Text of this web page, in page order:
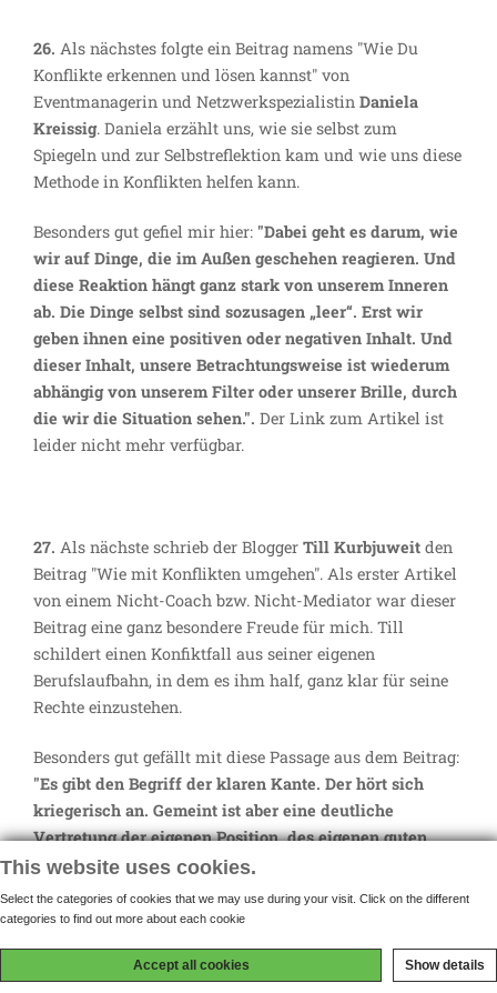
26. Als nächstes folgte ein Beitrag namens "Wie Du
Konflikte erkennen und lösen kannst" von
Eventmanagerin und Netzwerkspezialistin Daniela
Kreissig. Daniela erzählt uns, wie sie selbst zum
Spiegeln und zur Selbstreflektion kam und wie uns diese
Methode in Konflikten helfen kann.
Besonders gut gefiel mir hier: "Dabei geht es darum, wie
wir auf Dinge, die im Außen geschehen reagieren. Und
diese Reaktion hängt ganz stark von unserem Inneren
ab. Die Dinge selbst sind sozusagen „leer“. Erst wir
geben ihnen eine positiven oder negativen Inhalt. Und
dieser Inhalt, unsere Betrachtungsweise ist wiederum
abhängig von unserem Filter oder unserer Brille, durch
die wir die Situation sehen.". Der Link zum Artikel ist
leider nicht mehr verfügbar.
27. Als nächste schrieb der Blogger Till Kurbjuweit den
Beitrag "Wie mit Konflikten umgehen". Als erster Artikel
von einem Nicht-Coach bzw. Nicht-Mediator war dieser
Beitrag eine ganz besondere Freude für mich. Till
schildert einen Konfiktfall aus seiner eigenen
Berufslaufbahn, in dem es ihm half, ganz klar für seine
Rechte einzustehen.
Besonders gut gefällt mit diese Passage aus dem Beitrag:
"Es gibt den Begriff der klaren Kante. Der hört sich
kriegerisch an. Gemeint ist aber eine deutliche
Vertretung der eigenen Position, des eigenen guten
Rechts. Das Ziehen einer Linie: Bis hierher und nicht
weiter! Das kann per se eigentlich kein Akt der Gewalt
oder Gewaltandrohung sein. Es kann aber der
Ausübung von Gewalt und Ungerechtigkeit entgegen
Der Link zum Artikel ist leider nicht mehr
This website uses cookies.
Select the categories of cookies that we may use during your visit. Click on the different
categories to find out more about each cookie
Accept all cookies Show details